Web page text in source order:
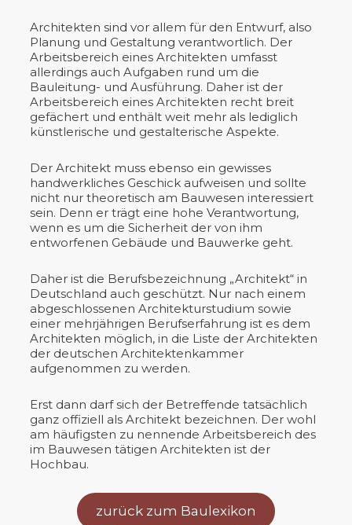
Architekten sind vor allem für den Entwurf, also
Planung und Gestaltung verantwortlich. Der
Arbeitsbereich eines Architekten umfasst
allerdings auch Aufgaben rund um die
Bauleitung- und Ausführung. Daher ist der
Arbeitsbereich eines Architekten recht breit
gefächert und enthält weit mehr als lediglich
künstlerische und gestalterische Aspekte.
Der Architekt muss ebenso ein gewisses
handwerkliches Geschick aufweisen und sollte
nicht nur theoretisch am Bauwesen interessiert
sein. Denn er trägt eine hohe Verantwortung,
wenn es um die Sicherheit der von ihm
entworfenen Gebäude und Bauwerke geht.
Daher ist die Berufsbezeichnung „Architekt“ in
Deutschland auch geschützt. Nur nach einem
abgeschlossenen Architekturstudium sowie
einer mehrjährigen Berufserfahrung ist es dem
Architekten möglich, in die Liste der Architekten
der deutschen Architektenkammer
aufgenommen zu werden.
Erst dann darf sich der Betreffende tatsächlich
ganz offiziell als Architekt bezeichnen. Der wohl
am häufigsten zu nennende Arbeitsbereich des
im Bauwesen tätigen Architekten ist der
Hochbau.
zurück zum Baulexikon